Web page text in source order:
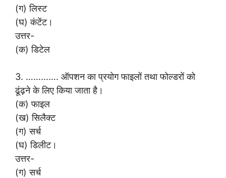
(ग) लिस्ट
(घ) कंटेंट।
उत्तर-
(क) डिटेल
3. …………. ऑपशन का प्रयोग फाइलों तथा फोल्डरों को
ढूंढ़ने के लिए किया जाता है।
(क) फाइल
(ख) सिलैक्ट
(ग) सर्च
(घ) डिलीट।
उत्तर-
(ग) सर्च